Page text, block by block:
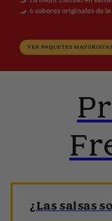
¿Las salsas